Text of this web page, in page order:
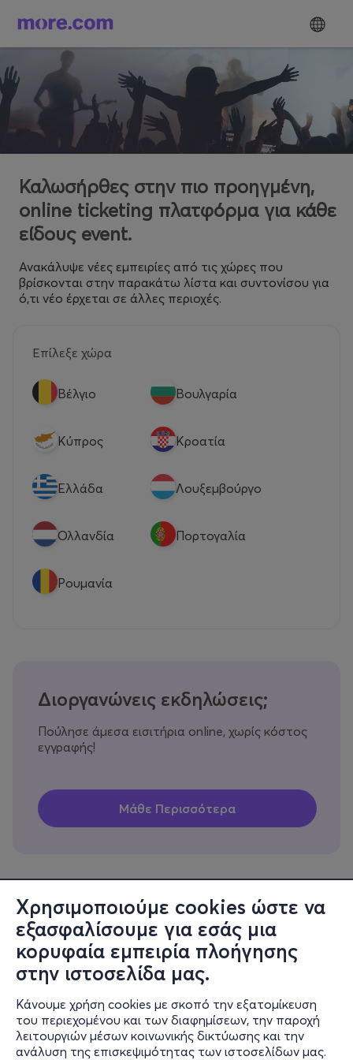
Χρησιμοποιούμε cookies ώστε να
εξασφαλίσουμε για εσάς μια
κορυφαία εμπειρία πλοήγησης
στην ιστοσελίδα μας.
Κάνουμε χρήση cookies με σκοπό την εξατομίκευση
του περιεχομένου και των διαφημίσεων, την παροχή
λειτουργιών μέσων κοινωνικής δικτύωσης και την
ανάλυση της επισκεψιμότητας των ιστοσελίδων μας.
Καλωσήρθες στην πιο προηγμένη,
online ticketing πλατφόρμα για κάθε
είδους event.
Ανακάλυψε νέες εμπειρίες από τις χώρες που
βρίσκονται στην παρακάτω λίστα και συντονίσου για
ό,τι νέο έρχεται σε άλλες περιοχές.
Επίλεξε χώρα
Βέλγιο Βουλγαρία
Κύπρος Κροατία
Eλλάδα Λουξεμβούργο
Ολλανδία Πορτογαλία
Ρουμανία
Διοργανώνεις εκδηλώσεις;
Πούλησε άμεσα εισιτήρια online, χωρίς κόστος
εγγραφής!
Πληροφορίες
Υποστήριξη
Stay Connected